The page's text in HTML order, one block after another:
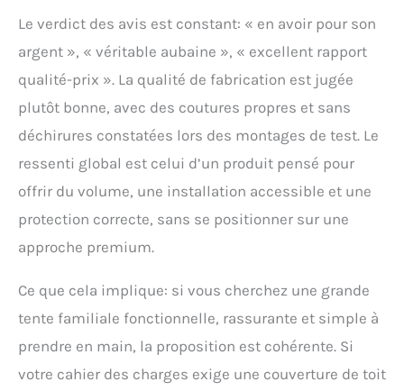
Le verdict des avis est constant: « en avoir pour son
argent », « véritable aubaine », « excellent rapport
qualité-prix ». La qualité de fabrication est jugée
plutôt bonne, avec des coutures propres et sans
déchirures constatées lors des montages de test. Le
ressenti global est celui d’un produit pensé pour
offrir du volume, une installation accessible et une
protection correcte, sans se positionner sur une
approche premium.
Ce que cela implique: si vous cherchez une grande
tente familiale fonctionnelle, rassurante et simple à
prendre en main, la proposition est cohérente. Si
votre cahier des charges exige une couverture de toit